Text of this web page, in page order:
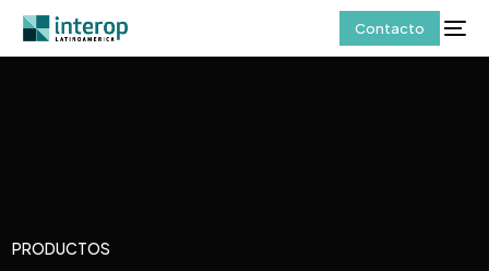
Contacto
PRODUCTOS